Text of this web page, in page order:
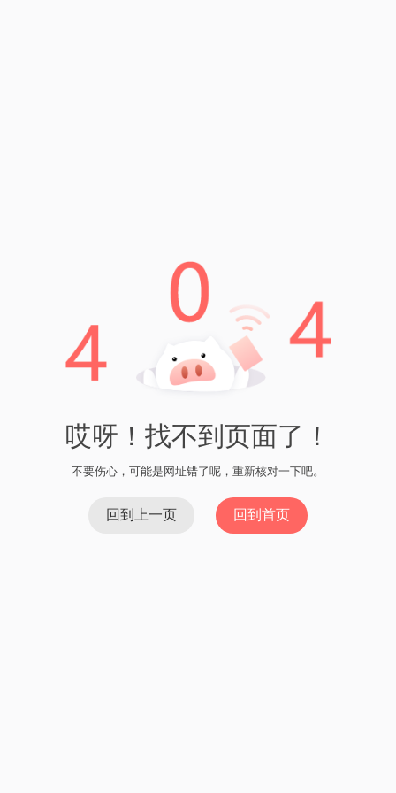
哎呀！找不到页面了！
不要伤心，可能是网址错了呢，重新核对一下吧。
回到上一页 回到首页